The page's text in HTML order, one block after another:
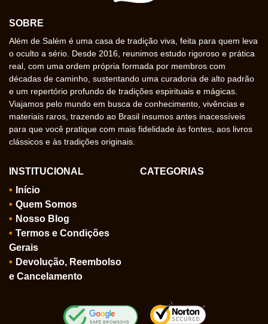
SOBRE
Além de Salém é uma casa de tradição viva, feita para quem leva
o oculto a sério. Desde 2016, reunimos estudo rigoroso e prática
real, com uma ordem própria formada por membros com
décadas de caminho, sustentando uma curadoria de alto padrão
e um repertório profundo de tradições espirituais e mágicas.
Viajamos pelo mundo em busca de conhecimento, vivências e
materiais raros, trazendo ao Brasil insumos antes inacessíveis
para que você pratique com mais fidelidade às fontes, aos livros
clássicos e às tradições originais.
INSTITUCIONAL
Início
Quem Somos
Nosso Blog
Termos e Condições
Gerais
Devolução, Reembolso
e Cancelamento
CATEGORIAS